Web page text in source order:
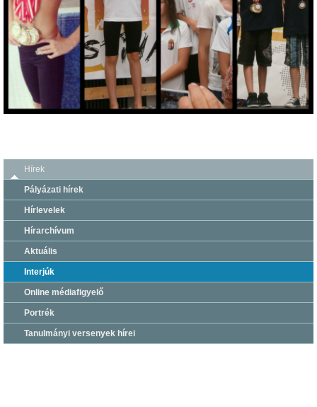
Hírek
Pályázati hírek
Hírlevelek
Hírarchívum
Aktuális
Interjúk
Online médiafigyelő
Portrék
Tanulmányi versenyek hírei